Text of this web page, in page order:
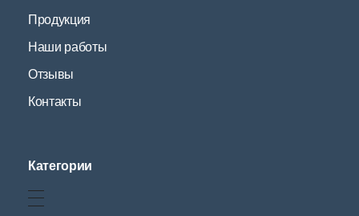
Продукция
Наши работы
Отзывы
Контакты
Категории